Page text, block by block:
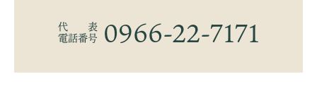
代 表
電話番号 0966-22-7171